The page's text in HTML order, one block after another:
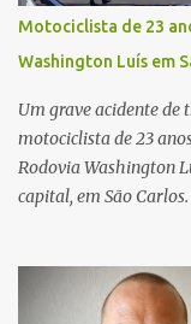
ocorrência e isolaram
última atualização,
Civil investigará a
circunstâncias do
Motociclista de 23
Washington Luís em
Um grave acidente
motociclista de 23
Rodovia Washington
capital, em São
veículo, o trânsito
realizadas na